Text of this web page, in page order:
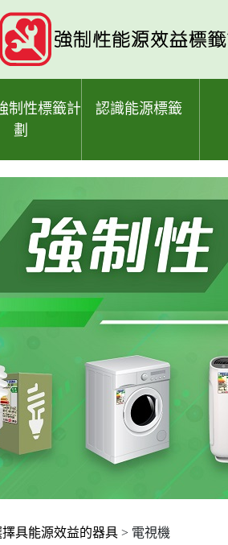
制性標籤計
劃
認識能源標籤
擇具能源效益的器具 > 電視機